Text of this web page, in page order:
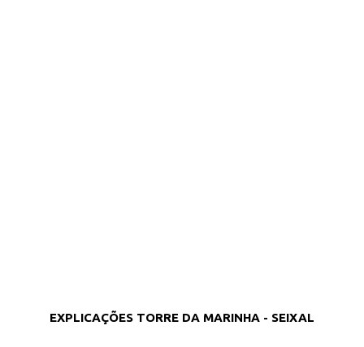
EXPLICAÇÕES TORRE DA MARINHA - SEIXAL